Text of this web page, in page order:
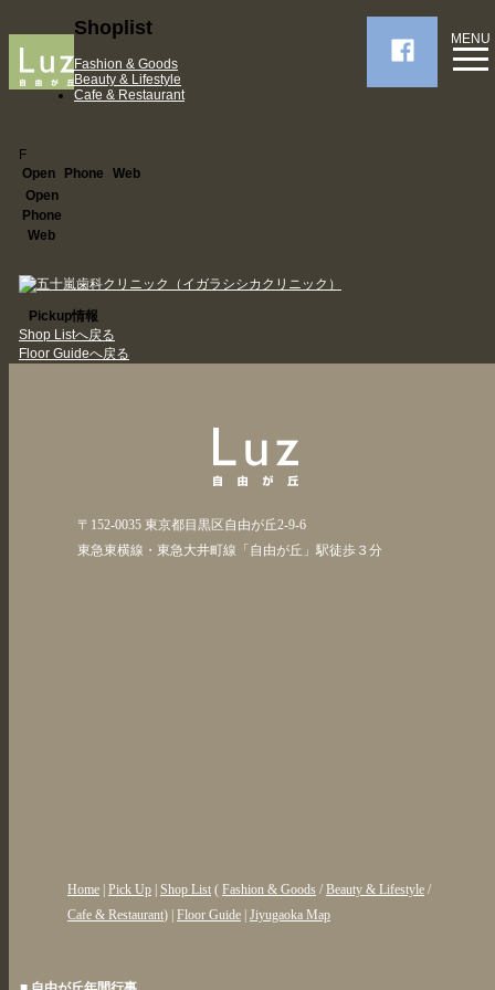
MENU
Shoplist
Fashion & Goods
Beauty & Lifestyle
Cafe & Restaurant
F
Open
Phone
Web
Open
Phone
Web
Pickup情報
Shop Listへ戻る
Floor Guideへ戻る
〒152-0035 東京都目黒区自由が丘2-9-6
東急東横線・東急大井町線「自由が丘」駅徒歩３分
Home| Pick Up| Shop List( Fashion & Goods / Beauty & Lifestyle/
Cafe & Restaurant) | Floor Guide| Jiyugaoka Map